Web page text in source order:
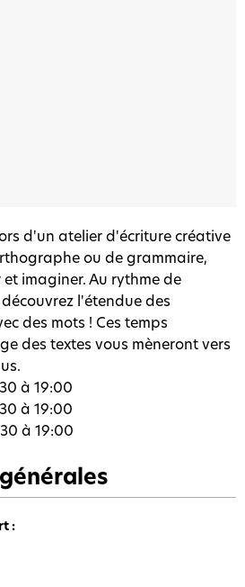
d'un atelier d'écriture créative
ou de grammaire,
imaginer. Au rythme de
l'étendue des
des mots ! Ces temps
des textes vous mèneront vers
à 19:00
à 19:00
à 19:00
: